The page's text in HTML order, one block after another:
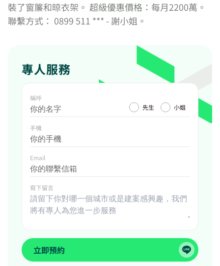
裝了窗簾和晾衣架。 超級優惠價格：每月2200萬。
聯繫方式： 0899 511 *** - 謝小姐。
專人服務
稱呼
先生
小姐
手機
Email
寫下留言
立即預約